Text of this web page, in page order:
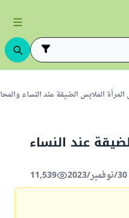
الملابس الضيقة عند النساء والمحارم
عند النساء
11,539